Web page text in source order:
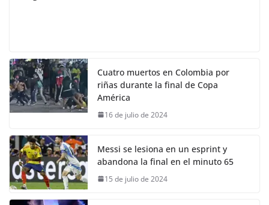
Cuatro muertos en Colombia por
riñas durante la final de Copa
América
16 de julio de 2024
Messi se lesiona en un esprint y
abandona la final en el minuto 65
15 de julio de 2024